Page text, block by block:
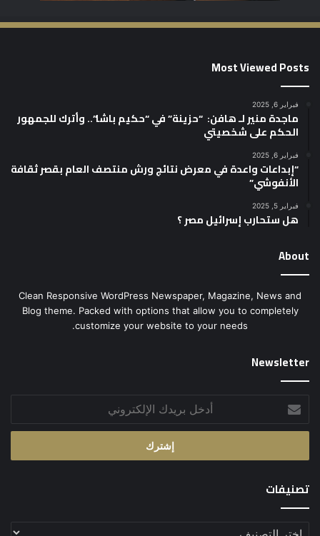
Most Viewed Posts
فبراير 6, 2025
ماجدة منير لـ هافن: “حزينة” في “حكيم باشا”.. وأترك للجمهور
الحكم على شخصيتي
فبراير 6, 2025
“إبداعات واعدة في معرض نتائج ورش منتصف العام بقصر ثقافة
الأنفوشي”
فبراير 5, 2025
هل ستحارب إسرائيل مصر ؟
About
Clean Responsive WordPress Newspaper, Magazine, News and
Blog theme. Packed with options that allow you to completely
customize your website to your needs.
Newsletter
أدخل
بريدك
الإلكتروني
تصنيفات
تصنيفات